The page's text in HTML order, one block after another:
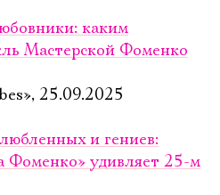
каким
Мастерской Фоменко
25.09.2025
и гениев:
Фоменко» удивляет 25-м